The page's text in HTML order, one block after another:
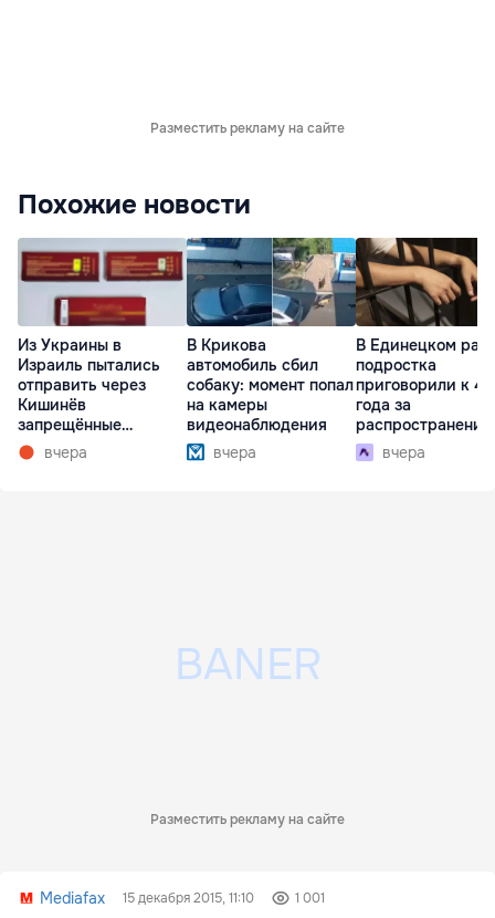
Разместить рекламу на сайте
Похожие новости
Из Украины в
Израиль пытались
отправить через
Кишинёв
запрещённые
препараты
вчера
В Крикова
автомобиль сбил
собаку: момент попал
на камеры
видеонаблюдения
вчера
В Единецком
подростка
приговорили к
года за
распространение
наркотиков
вчера
Разместить рекламу на сайте
Mediafax 15 декабря 2015, 11:10 1 001